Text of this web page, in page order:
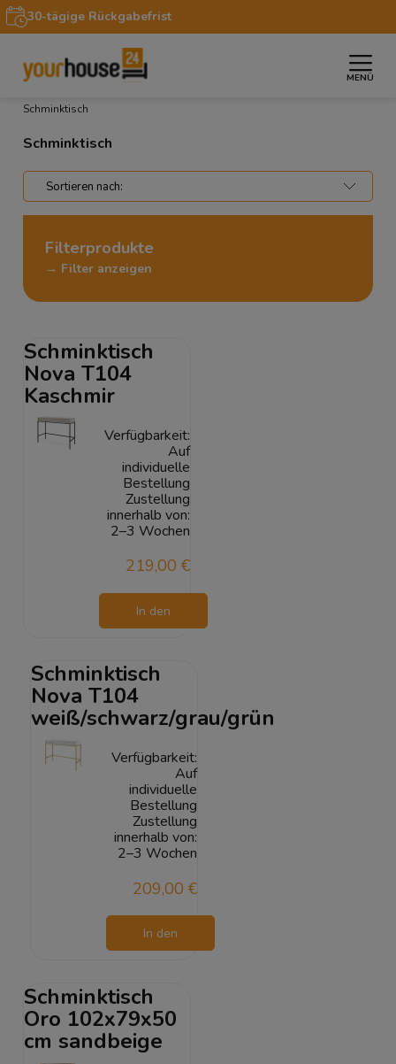
30-tägige Rückgabefrist
MENÜ
Startseite » Wohnbereiche
Schminktisch
Schminktisch
Filterprodukte
→ Filter anzeigen
Schminktisch
Nova T104
Kaschmir
Verfügbarkeit:
Auf
individuelle
Bestellung
Zustellung
innerhalb von:
2–3 Wochen
219,00 €
In den
Schminktisch
Nova T104
weiß/schwarz/grau/grün
Verfügbarkeit:
Auf
individuelle
Bestellung
Zustellung
innerhalb von:
2–3 Wochen
209,00 €
In den
Schminktisch
Oro 102x79x50
cm sandbeige